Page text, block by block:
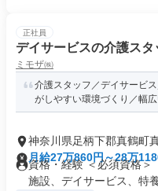
正社員
デイサービスの介護ス
ミモザ㈱
介護スタッフ／デイサービ
がしやすい環境づくり／幅
神奈川県足柄下郡真鶴町
月給27万860円～28万
資格・経験 ＜必須資格＞
施設、デイサービス、特養